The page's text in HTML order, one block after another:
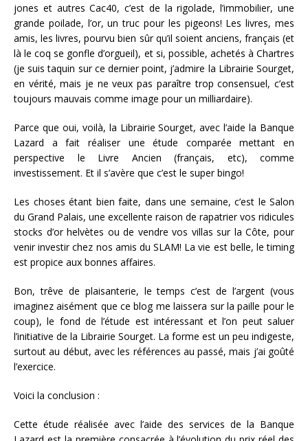
jones et autres Cac40, c’est de la rigolade, l’immobilier, une
grande poilade, l’or, un truc pour les pigeons! Les livres, mes
amis, les livres, pourvu bien sûr qu’il soient anciens, français (et
là le coq se gonfle d’orgueil), et si, possible, achetés à Chartres
(je suis taquin sur ce dernier point, j’admire la Librairie Sourget,
en vérité, mais je ne veux pas paraître trop consensuel, c’est
toujours mauvais comme image pour un milliardaire).
Parce que oui, voilà, la Librairie Sourget, avec l’aide la Banque
Lazard a fait réaliser une étude comparée mettant en
perspective le Livre Ancien (français, etc), comme
investissement. Et il s’avère que c’est le super bingo!
Les choses étant bien faite, dans une semaine, c’est le Salon
du Grand Palais, une excellente raison de rapatrier vos ridicules
stocks d’or helvètes ou de vendre vos villas sur la Côte, pour
venir investir chez nos amis du SLAM! La vie est belle, le timing
est propice aux bonnes affaires.
Bon, trêve de plaisanterie, le temps c’est de l’argent (vous
imaginez aisément que ce blog me laissera sur la paille pour le
coup), le fond de l’étude est intéressant et l’on peut saluer
l’initiative de la Librairie Sourget. La forme est un peu indigeste,
surtout au début, avec les références au passé, mais j’ai goûté
l’exercice.
Voici la conclusion :
Cette étude réalisée avec l’aide des services de la Banque